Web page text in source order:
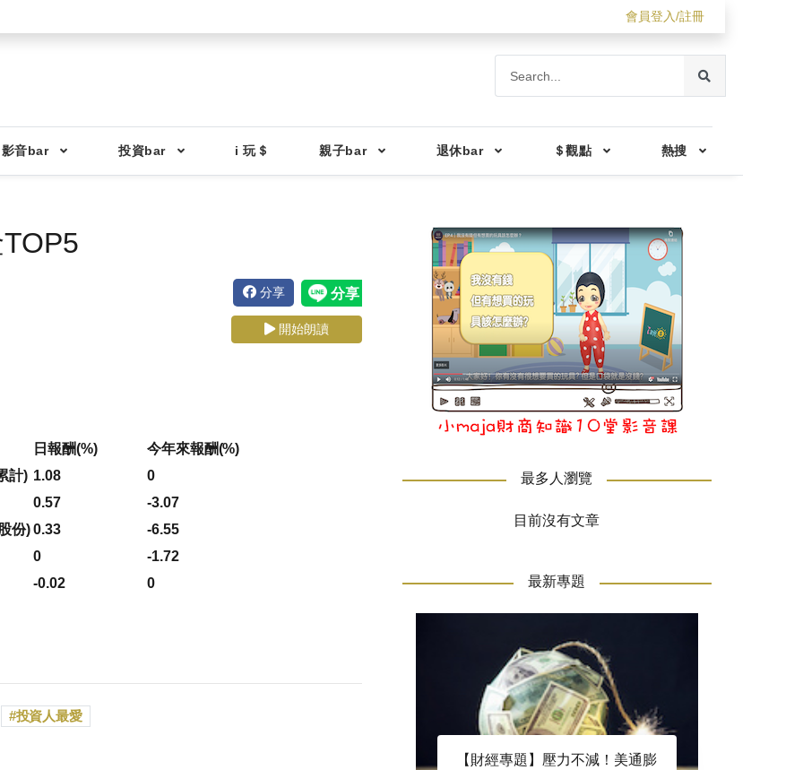
會員登入/註冊
音bar 投資bar i 玩＄ 親子bar 退休bar ＄觀點 熱搜
分享
開始朗讀
日報酬(%)
今年來報酬(%)
計) 1.08
0
0.57
-3.07
份)0.33
-6.55
0
-1.72
-0.02
0
投資人最愛
最多人瀏覽
目前沒有文章
最新專題
【財經專題】壓力不減！美通膨